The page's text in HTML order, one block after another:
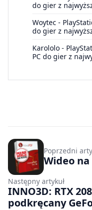
do gier z
Woytec -
do gier z
Karololo -
PC do gier z
Poprzedni
Wideo
Następny artykuł
INNO3D: RTX
podkręcany